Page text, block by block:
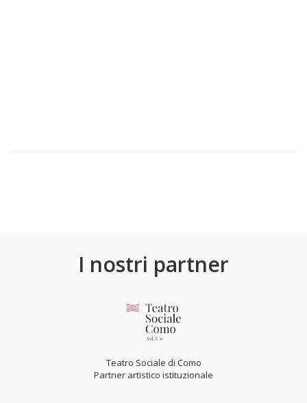
I nostri partner
Teatro Sociale di Como
Partner artistico istituzionale